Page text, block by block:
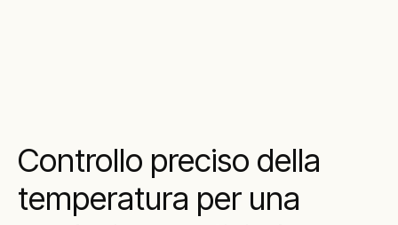
Controllo preciso della
temperatura per una